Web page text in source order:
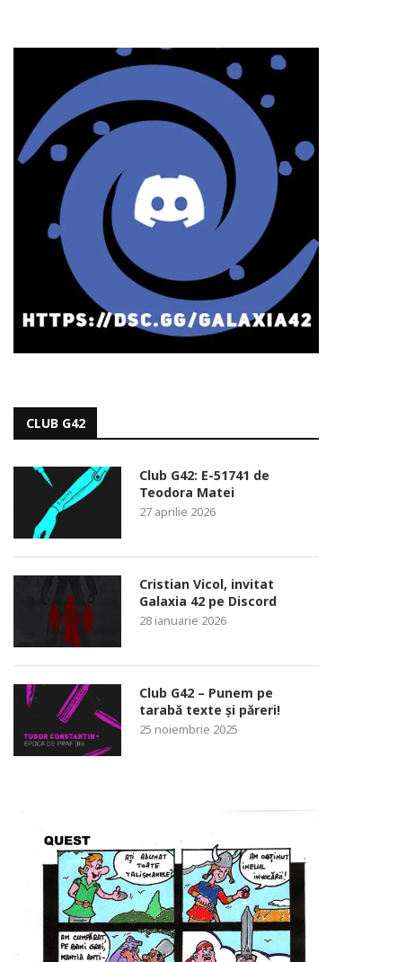
CLUB G42
Club G42: E-51741 de
Teodora Matei
27 aprilie 2026
Cristian Vicol, invitat
Galaxia 42 pe Discord
28 ianuarie 2026
Club G42 – Punem pe
tarabă texte și păreri!
25 noiembrie 2025